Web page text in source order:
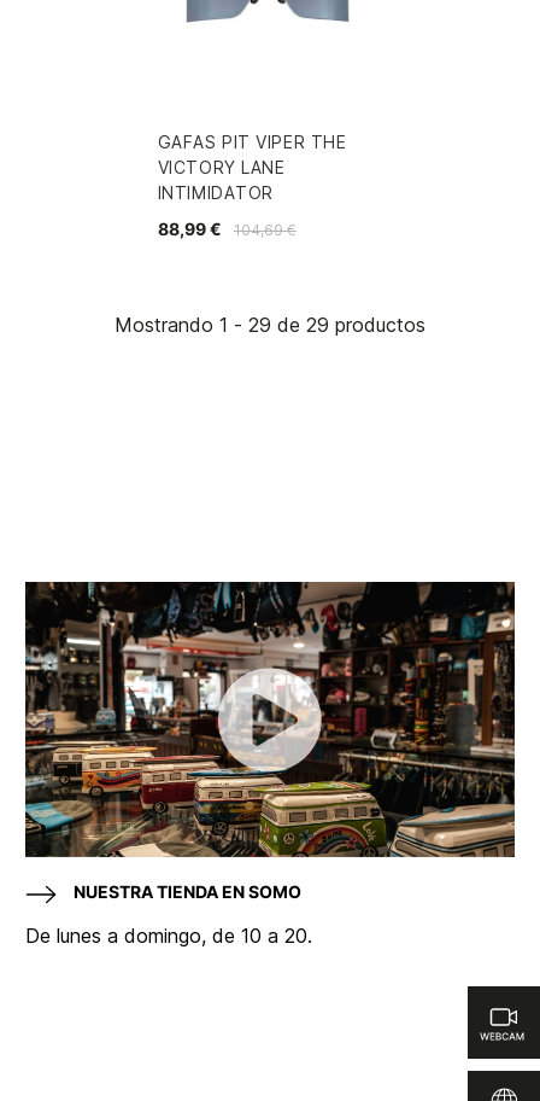
GAFAS PIT VIPER THE
VICTORY LANE
INTIMIDATOR
104,69 €
88,99 €
Mostrando 1 - 29 de 29 productos
NUESTRA TIENDA EN SOMO
De lunes a domingo, de 10 a 20.